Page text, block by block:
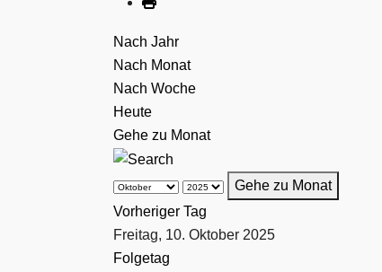
Nach Jahr
Nach Monat
Nach Woche
Heute
Gehe zu Monat
Gehe zu Monat
Vorheriger Tag
Freitag, 10. Oktober 2025
Folgetag